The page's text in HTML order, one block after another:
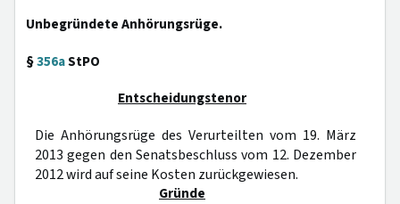
Unbegründete Anhörungsrüge.
§356aStPO
Entscheidungstenor
Die Anhörungsrüge des Verurteilten vom 19. März
2013 gegen den Senatsbeschluss vom 12. Dezember
2012 wird auf seine Kosten zurückgewiesen.
Gründe